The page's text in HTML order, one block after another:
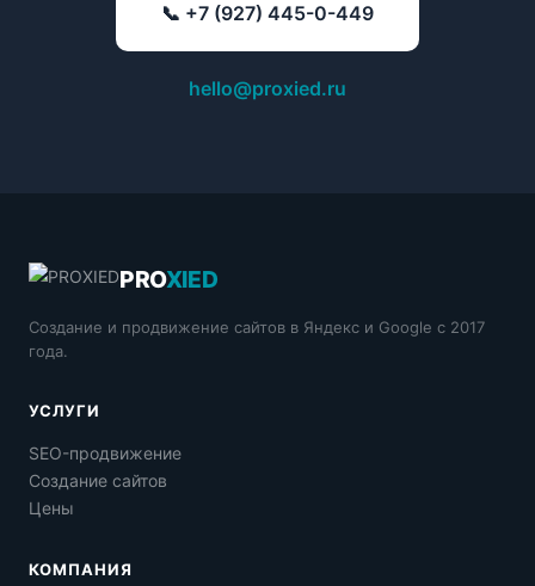
📞 +7 (927) 445-0-449
hello@proxied.ru
PROXIED
Создание и продвижение сайтов в Яндекс и Google с 2017
года.
УСЛУГИ
SEO-продвижение
Создание сайтов
Цены
КОМПАНИЯ